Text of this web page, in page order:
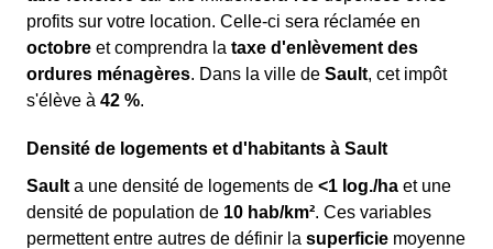
profits sur votre location. Celle-ci sera réclamée en
octobre et comprendra la taxe d'enlèvement des
ordures ménagères. Dans la ville de Sault, cet impôt
s'élève à 42 %.
Densité de logements et d'habitants à Sault
Sault a une densité de logements de <1 log./ha et une
densité de population de 10 hab/km². Ces variables
permettent entre autres de définir la superficie moyenne